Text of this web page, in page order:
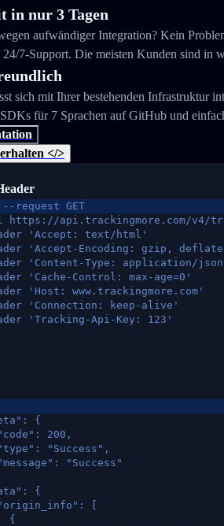
in nur 3 Tagen
aufwändiger Integration? Kein
7-Support. Die meisten Kunden sind in
sich mit Ihrer bestehenden Infrastruktur
für 7 Sprachen auf GitHub und
</>
request GET
api.trackingmore.com/v4/
'Accept: text/html'
'Accept-Encoding: gzip,
'Content-Type: application/
'Cache-Control: max-age=0'
'Host: www.trackingmore.com'
'Connection: keep-alive'
'Tracking-Api-Key: 123'
{
200,
"Success",
"Success"
{
[
{